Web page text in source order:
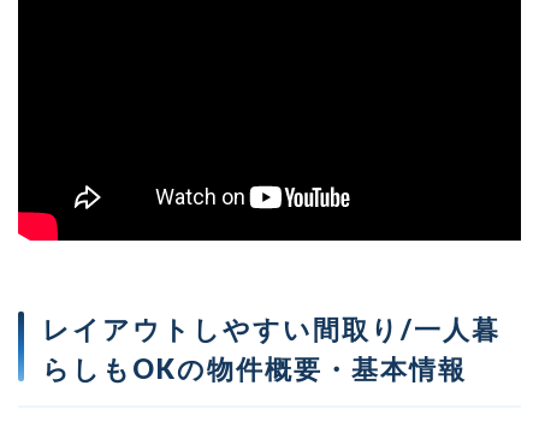
レイアウトしやすい間取り/一人暮
らしもOKの物件概要・基本情報